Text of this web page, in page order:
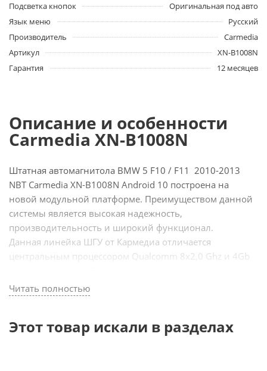
Подсветка кнопок
Оригинальная под авто
Язык меню
Русский
Производитель
Carmedia
Артикул
XN-B1008N
Гарантия
12 месяцев
Описание и особенности
Carmedia XN-B1008N
Штатная автомагнитола BMW 5 F10 / F11 2010-2013
NBT Carmedia XN-B1008N Android 10 построена на
новой модульной платформе. Преимуществом данной
системы является высокая надежность,
производительность и широкий функционал.
Данная линейка ШГУ от Кармедиа отличается
центральным процессором Qualcomm 8x2,0 Ghz и 4Gb
Кроме того, при заказе мультимедиа, вы можете
выбрать необходимый размер памяти и мощность
Читать полностью
Этот товар искали в разделах